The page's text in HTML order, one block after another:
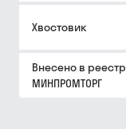
Хвостовик
Внесено в реестр
МИНПРОМТОРГ